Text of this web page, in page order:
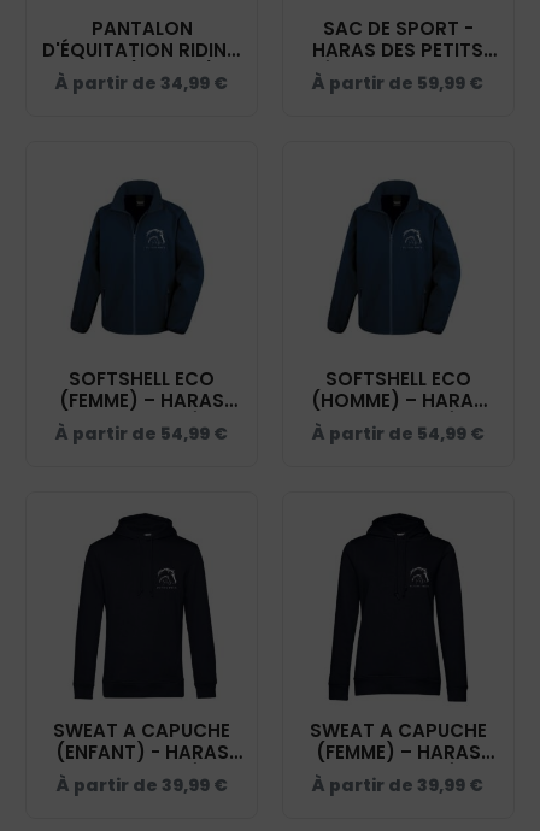
PANTALON
D'ÉQUITATION RIDING
WORLD (HOMME) -
HARAS DES PETITS
À partir de 34,99 €
SAC DE SPORT -
HARAS DES PETITS
PRÉS - NAVY - QD70S
À partir de 59,99 €
SOFTSHELL ECO
(FEMME) – HARAS
DES PETITS PRÉS -
NAVY - R231F
À partir de 54,99 €
SOFTSHELL ECO
(HOMME) – HARAS
DES PETITS PRÉS -
NAVY - RS231
À partir de 54,99 €
SWEAT A CAPUCHE
(ENFANT) - HARAS
DES PETITS PRÉS -
NAVY - K477
À partir de 39,99 €
SWEAT A CAPUCHE
(FEMME) – HARAS
DES PETITS PRÉS -
NAVY - BCW34B
À partir de 39,99 €